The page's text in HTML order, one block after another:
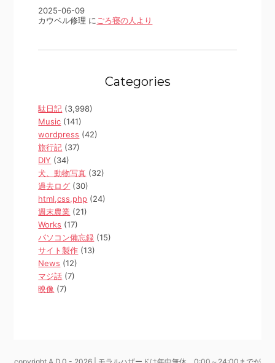
2025-06-09
カウベル修理 に ごろ寝の人より
Categories
駄日記 (3,998)
Music (141)
wordpress (42)
旅行記 (37)
DIY (34)
犬、動物写真 (32)
過去ログ (30)
html,css,php (24)
週末農業 (21)
Works (17)
パソコン備忘録 (15)
サイト製作 (13)
News (12)
マジ話 (7)
映像 (7)